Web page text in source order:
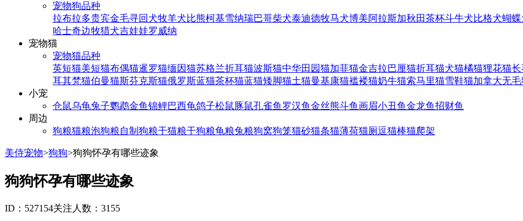
宠物狗品种
拉布拉多贵宾金毛寻回犬牧羊犬比熊柯基雪纳瑞巴哥柴犬泰迪德牧马犬博美阿拉斯加秋田茶杯斗牛犬比格犬蝴蝶
哈士奇边牧猎犬吉娃娃罗威纳
宠物猫
宠物猫品种
英短猫美短猫布偶猫暹罗猫缅因猫苏格兰折耳猫波斯猫中华田园猫加菲猫金吉拉巴厘猫折耳猫犬猫橘猫狸花猫长
耳其梵猫伯曼猫斯芬克斯猫俄罗斯蓝猫茶杯猫蓝猫矮脚猫土猫曼基康猫褴褛猫奶牛猫索马里猫雪鞋猫加拿大无毛
小宠
仓鼠乌龟兔子鹦鹉金鱼锦鲤巴西龟鸽子松鼠豚鼠孔雀鱼 罗汉鱼金丝熊斗鱼画眉小丑鱼金龙鱼招财鱼
周边
狗粮猫粮泡狗粮自制狗粮干猫粮干狗粮龟粮兔粮狗窝狗笼猫砂猫条猫薄荷猫厕逗猫棒猫爬架
美侍宠物>狗狗>狗狗怀孕有哪些迹象
狗狗怀孕有哪些迹象
ID：527154关注人数：3155